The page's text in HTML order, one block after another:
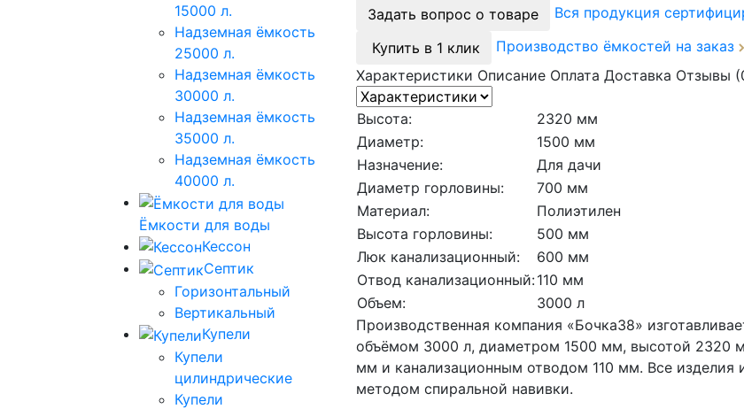
15000 л.
Надземная ёмкость
25000 л.
Надземная ёмкость
30000 л.
Надземная ёмкость
35000 л.
Надземная ёмкость
40000 л.
Ёмкости для воды
Кессон
Септик
Горизонтальный
Вертикальный
Купели
Купели
цилиндрические
Купели
Задать вопрос о товаре
Вся продукция
Купить в 1 клик
Производство ёмкостей на заказ
Характеристики Описание Оплата Доставка Отзывы
Высота:
2320 мм
Диаметр:
1500 мм
Назначение:
Для дачи
Диаметр горловины:
700 мм
Материал:
Полиэтилен
Высота горловины:
500 мм
Люк канализационный:
600 мм
Отвод канализационный:110 мм
Объем:
3000 л
Производственная компания «Бочка38»
объёмом 3000 л, диаметром 1500 мм, высотой
мм и канализационным отводом 110 мм. Все изделия
методом спиральной навивки.